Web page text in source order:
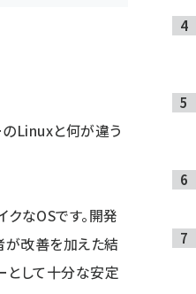
Linuxと何が違う
なOSです。開発
が改善を加えた結
として十分な安定